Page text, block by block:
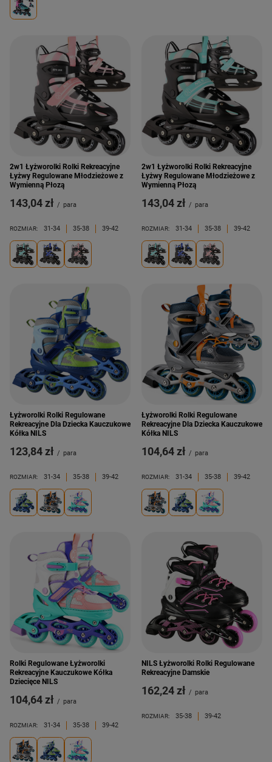
2w1 Łyżworolki Rolki Rekreacyjne
Łyżwy Regulowane Młodzieżowe z
Wymienną Płozą
143,04 zł / para
ROZMIAR: 31-34 35-38 39-42
2w1 Łyżworolki Rolki Rekreacyjne
Łyżwy Regulowane Młodzieżowe z
Wymienną Płozą
143,04 zł / para
ROZMIAR: 31-34 35-38 39-42
Łyżworolki Rolki Regulowane
Rekreacyjne Dla Dziecka Kauczukowe
Kółka NILS
123,84 zł / para
ROZMIAR: 31-34 35-38 39-42
Łyżworolki Rolki Regulowane
Rekreacyjne Dla Dziecka Kauczukowe
Kółka NILS
104,64 zł / para
ROZMIAR: 31-34 35-38 39-42
Rolki Regulowane Łyżworolki
Rekreacyjne Kauczukowe Kółka
Dziecięce NILS
104,64 zł / para
ROZMIAR: 31-34 35-38 39-42
NILS Łyżworolki Rolki Regulowane
Rekreacyjne Damskie
162,24 zł / para
ROZMIAR: 35-38 39-42